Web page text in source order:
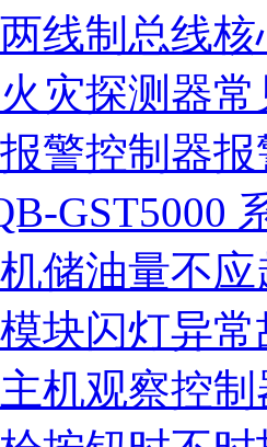
线制总线
灾探测器
警控制器报
GST5000
储油量不应
块闪灯异
机观察控制